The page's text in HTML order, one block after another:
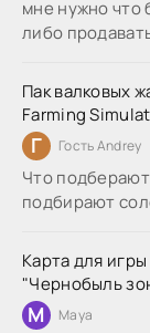
мне нужно что
либо
Пак валковых
Farming
Г Гость Andrey
Что
подбирают
Карта для
"Чернобыль
M Maya